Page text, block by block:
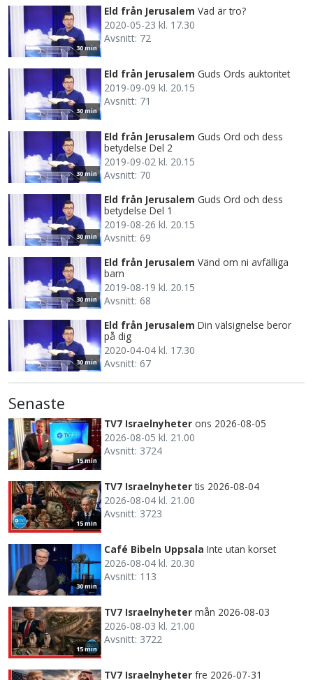
30 min
Eld från Jerusalem Vad är tro?
2020-05-23 kl. 17.30
Avsnitt: 72
30 min
Eld från Jerusalem Guds Ords auktoritet
2019-09-09 kl. 20.15
Avsnitt: 71
30 min
Eld från Jerusalem Guds Ord och dess
betydelse Del 2
2019-09-02 kl. 20.15
Avsnitt: 70
30 min
Eld från Jerusalem Guds Ord och dess
betydelse Del 1
2019-08-26 kl. 20.15
Avsnitt: 69
30 min
Eld från Jerusalem Vänd om ni avfälliga
barn
2019-08-19 kl. 20.15
Avsnitt: 68
30 min
Eld från Jerusalem Din välsignelse beror
på dig
2020-04-04 kl. 17.30
Avsnitt: 67
Senaste
15 min
TV7 Israelnyheter ons 2026-08-05
2026-08-05 kl. 21.00
Avsnitt: 3724
15 min
TV7 Israelnyheter tis 2026-08-04
2026-08-04 kl. 21.00
Avsnitt: 3723
30 min
Café Bibeln Uppsala Inte utan korset
2026-08-04 kl. 20.30
Avsnitt: 113
15 min
TV7 Israelnyheter mån 2026-08-03
2026-08-03 kl. 21.00
Avsnitt: 3722
TV7 Israelnyheter fre 2026-07-31